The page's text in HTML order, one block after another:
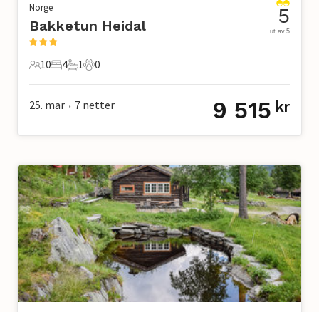
Norge
Bakketun Heidal
10 Gjester
10
4 Soverom
4
1 Bad
1
0 Kjæledyr
0
5
ut av 5
25. mar • 7 netter 9 515 kr